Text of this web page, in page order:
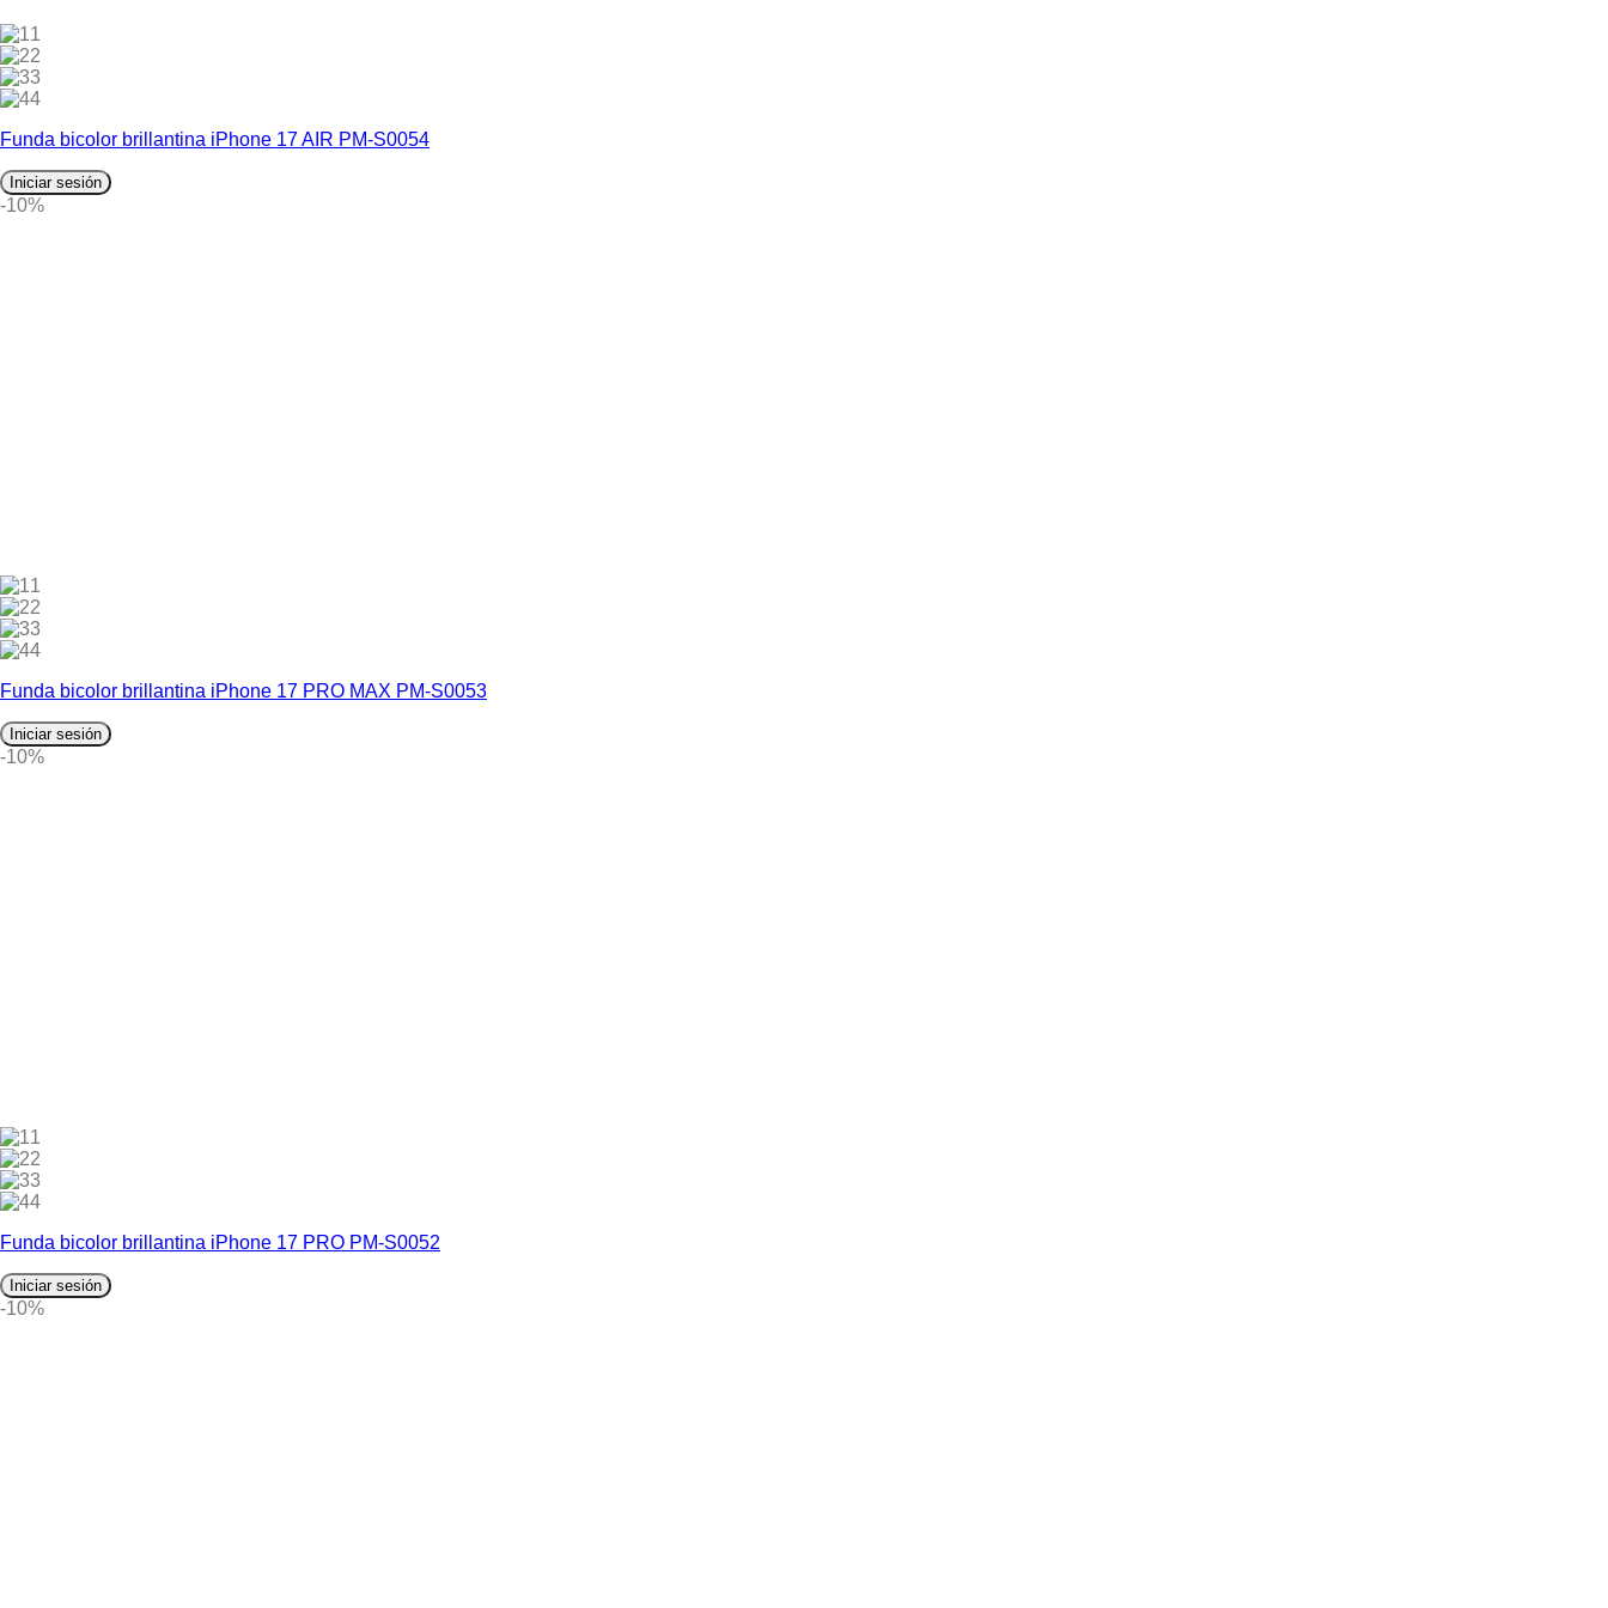
1
2
3
4
Funda bicolor brillantina iPhone 17 AIR PM-S0054
Iniciar sesión
-10%
1
2
3
4
Funda bicolor brillantina iPhone 17 PRO MAX PM-S0053
Iniciar sesión
-10%
1
2
3
4
Funda bicolor brillantina iPhone 17 PRO PM-S0052
Iniciar sesión
-10%